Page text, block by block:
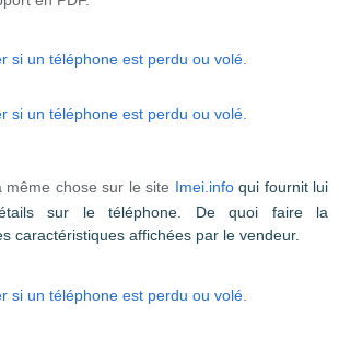
même chose sur le site Imei.info qui fournit lui
sur le téléphone. De quoi faire la
caractéristiques affichées par le vendeur.